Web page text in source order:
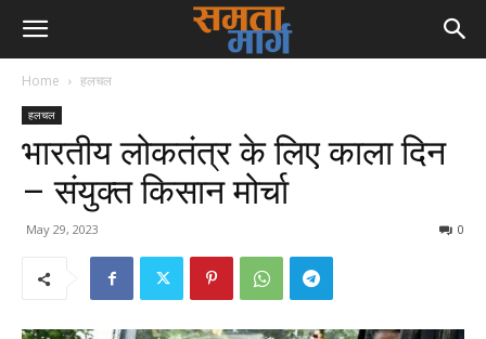
Home हलचल
हलचल
भारतीय लोकतंत्र के लिए काला दिन
– संयुक्त किसान मोर्चा
May 29, 2023 0